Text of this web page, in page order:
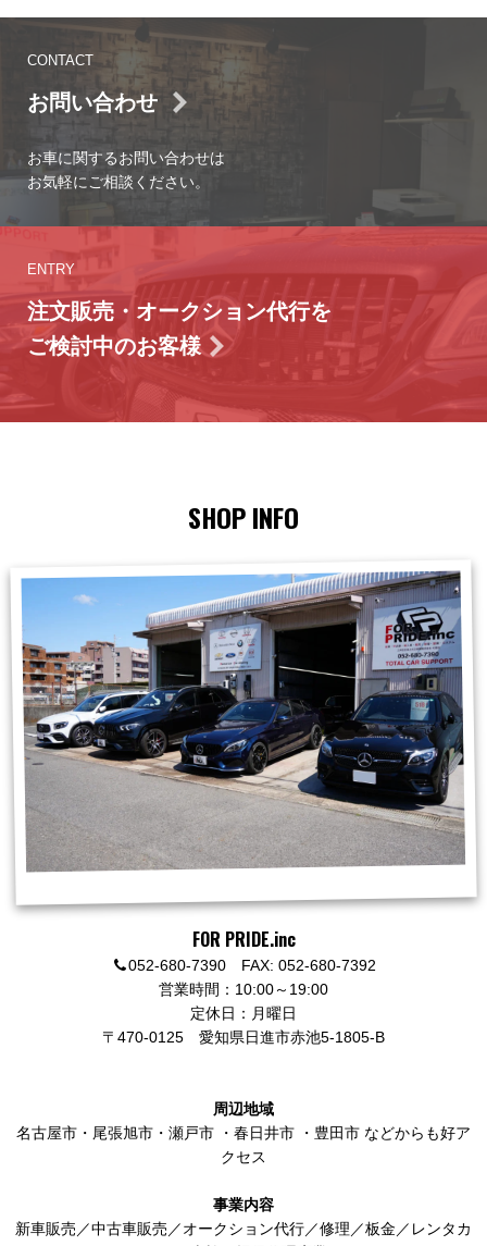
CONTACT
お問い合わせ
お車に関するお問い合わせは
お気軽にご相談ください。
ENTRY
注文販売・オークション代行を
ご検討中のお客様
SHOP INFO
FOR PRIDE.inc
052-680-7390 FAX: 052-680-7392
営業時間：10:00～19:00
定休日：月曜日
〒470-0125 愛知県日進市赤池5-1805-B
周辺地域
名古屋市 ・ 尾張旭市 ・ 瀬戸市 ・ 春日井市 ・ 豊田市 などからも好ア
クセス
事業内容
新車販売／中古車販売／オークション代行／修理／板金／レンタカ